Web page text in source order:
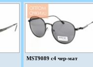
MST9089 c4 чер-мат